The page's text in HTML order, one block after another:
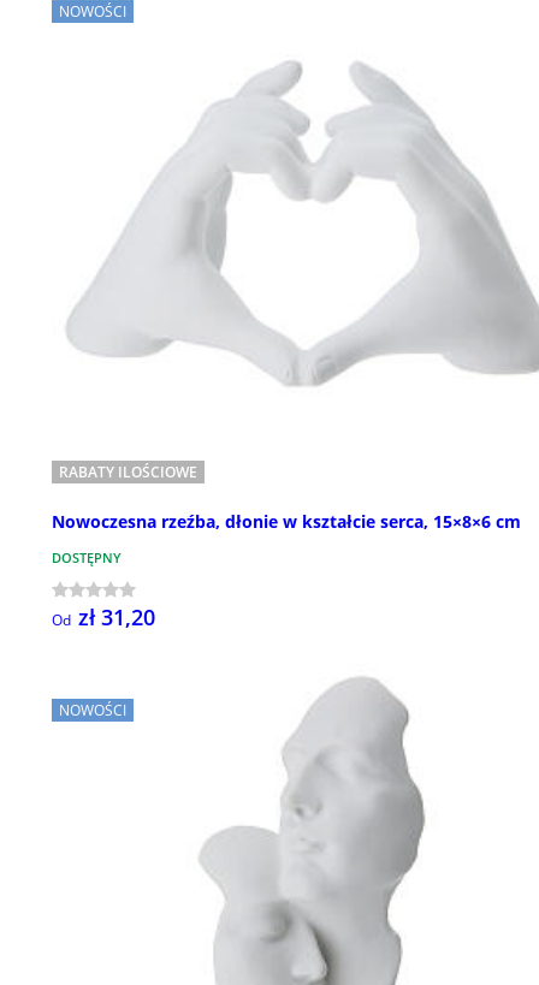
NOWOŚCI
RABATY ILOŚCIOWE
Nowoczesna rzeźba, dłonie w kształcie serca, 15×8×6 cm
DOSTĘPNY
Od zł 31,20
NOWOŚCI